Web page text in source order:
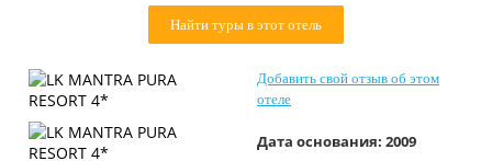
Контакты
Найти туры в этот отель
Добавить свой отзыв об этом
отеле
Дата основания: 2009